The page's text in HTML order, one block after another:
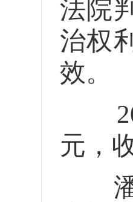
法院
治权
效。
元，
潘